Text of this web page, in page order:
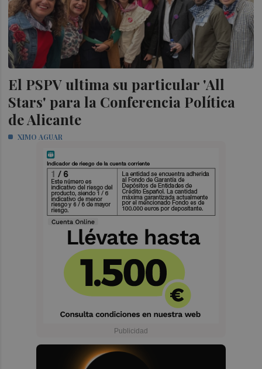
El PSPV ultima su particular 'All
Stars' para la Conferencia Política
de Alicante
XIMO AGUAR